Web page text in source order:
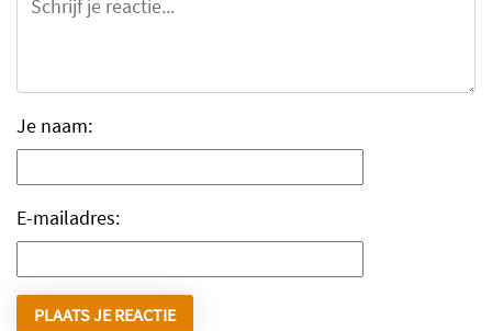
Je naam:
E-mailadres: